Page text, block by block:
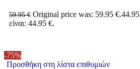
59.95€ Original price was: 59.95 €.44.95
είναι: 44.95 €.
-75%
Προσθήκη στη λίστα επιθυμιών